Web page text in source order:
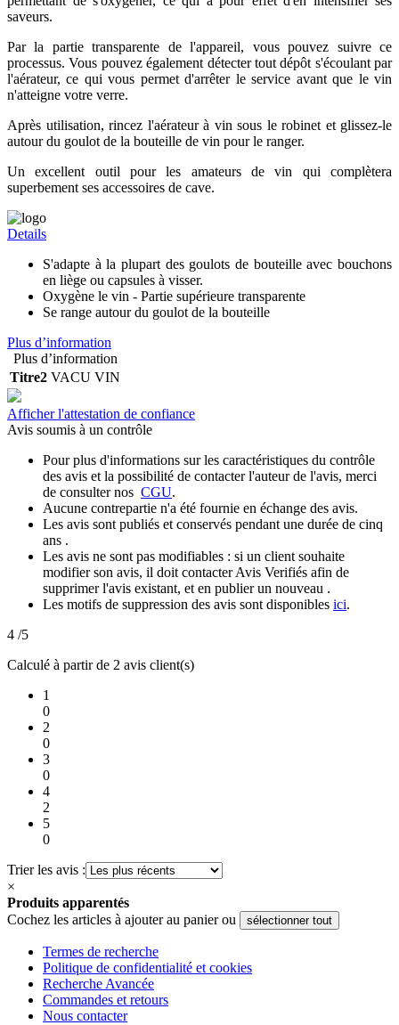
saveurs.
Par la partie transparente de l'appareil, vous pouvez suivre ce
processus. Vous pouvez également détecter tout dépôt s'écoulant par
l'aérateur, ce qui vous permet d'arrêter le service avant que le vin
n'atteigne votre verre.
Après utilisation, rincez l'aérateur à vin sous le robinet et glissez-le
autour du goulot de la bouteille de vin pour le ranger.
Un excellent outil pour les amateurs de vin qui complètera
superbement ses accessoires de cave.
Details
S'adapte à la plupart des goulots de bouteille avec bouchons
en liège ou capsules à visser.
Oxygène le vin - Partie supérieure transparente
Se range autour du goulot de la bouteille
Plus d’information
Plus d’information
Titre2 VACU VIN
Afficher l'attestation de confiance
Avis soumis à un contrôle
Pour plus d'informations sur les caractéristiques du contrôle
des avis et la possibilité de contacter l'auteur de l'avis, merci
de consulter nos CGU.
Aucune contrepartie n'a été fournie en échange des avis.
Les avis sont publiés et conservés pendant une durée de cinq
ans .
Les avis ne sont pas modifiables : si un client souhaite
modifier son avis, il doit contacter Avis Verifiés afin de
supprimer l'avis existant, et en publier un nouveau .
Les motifs de suppression des avis sont disponibles ici.
4 /5
Calculé à partir de 2 avis client(s)
1
0
2
0
3
0
4
2
5
0
Trier les avis :
×
Produits apparentés
Cochez les articles à ajouter au panier ou
sélectionner tout
Termes de recherche
Politique de confidentialité et cookies
Recherche Avancée
Commandes et retours
Nous contacter